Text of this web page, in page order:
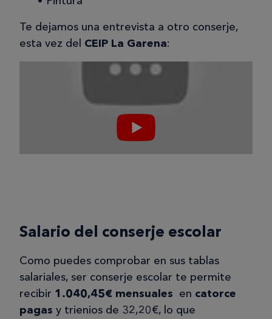
Te dejamos una entrevista a otro conserje,
esta vez del CEIP La Garena:
Salario del conserje escolar
Como puedes comprobar en sus tablas
salariales, ser conserje escolar te permite
recibir 1.040,45€ mensuales en catorce
pagas y trienios de 32,20€, lo que